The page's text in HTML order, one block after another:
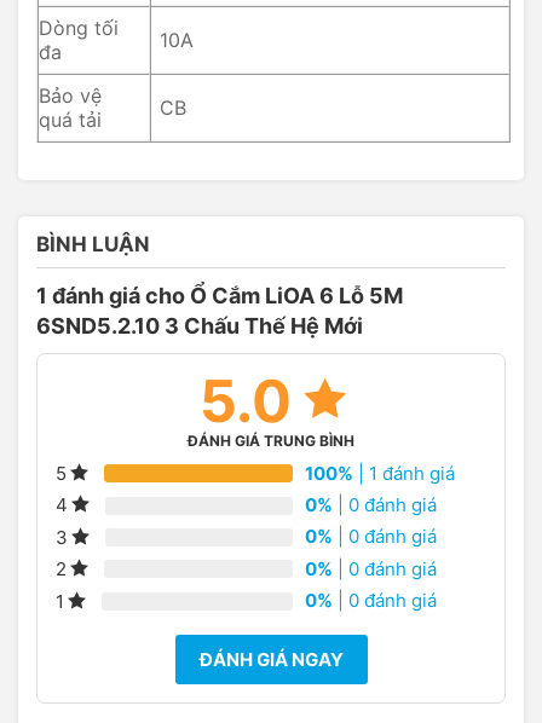
Dòng tối
đa
10A
Bảo vệ
quá tải
CB
BÌNH LUẬN
1 đánh giá cho Ổ Cắm LiOA 6 Lỗ 5M
6SND5.2.10 3 Chấu Thế Hệ Mới
5.0
ĐÁNH GIÁ TRUNG BÌNH
5 100% | 1 đánh giá
4
0% | 0 đánh giá
3
0% | 0 đánh giá
2
0% | 0 đánh giá
1
0% | 0 đánh giá
ĐÁNH GIÁ NGAY